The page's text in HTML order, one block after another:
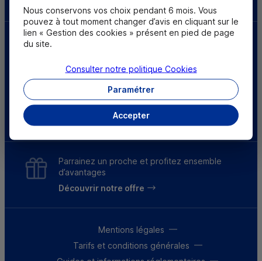
* Résultats 2025, selon une enquête menée auprès de 27 600 clients du 3 au 30 juin 2025.
Parrainez un proche et profitez ensemble
d’avantages
Découvrir notre offre
Mentions légales
Tarifs et conditions générales
Nous conservons vos choix pendant 6 mois. Vous
pouvez à tout moment changer d’avis en cliquant sur le
lien « Gestion des cookies » présent en pied de page
du site.
Accepter
Paramétrer
Consulter notre politique Cookies